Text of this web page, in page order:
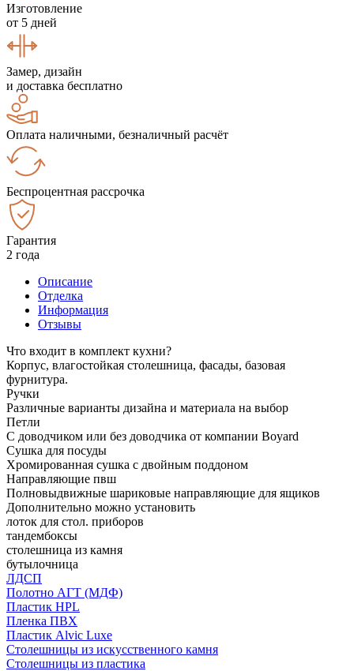
Изготовление
от 5 дней
Замер, дизайн
и доставка бесплатно
Оплата наличными, безналичный расчёт
Беспроцентная рассрочка
Гарантия
2 года
Описание
Отделка
Информация
Отзывы
Что входит в комплект кухни?
Корпус, влагостойкая столешница, фасады, базовая
фурнитура.
Ручки
Различные варианты дизайна и материала на выбор
Петли
С доводчиком или без доводчика от компании Boyard
Сушка для посуды
Хромированная сушка с двойным поддоном
Направляющие пвш
Полновыдвижные шариковые направляющие для ящиков
Дополнительно можно установить
лоток для стол. приборов
тандембоксы
столешница из камня
бутылочница
ЛДСП
Полотно АГТ (МДФ)
Пластик HPL
Пленка ПВХ
Пластик Alvic Luxe
Столешницы из искусственного камня
Столешницы из пластика